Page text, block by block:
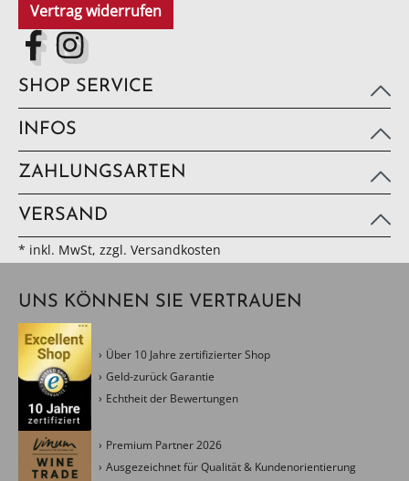
Vertrag widerrufen
SHOP SERVICE
INFOS
ZAHLUNGSARTEN
VERSAND
* inkl. MwSt, zzgl. Versandkosten
UNS KÖNNEN SIE VERTRAUEN
Über 10 Jahre zertifizierter Shop
Geld-zurück Garantie
Echtheit der Bewertungen
Premium Partner 2026
Ausgezeichnet für Qualität & Kundenorientierung